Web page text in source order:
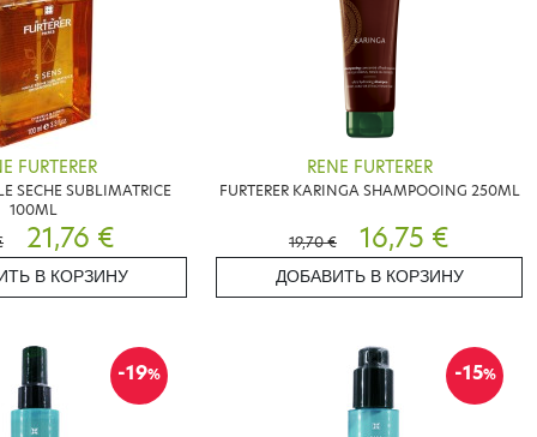
FURTERER
SECHE SUBLIMATRICE
100ML
21,76 €
В КОРЗИНУ
RENE FURTERER
FURTERER KARINGA SHAMPOOING 250ML
19,70 € 16,75 €
ДОБАВИТЬ В КОРЗИНУ
-19% -15%